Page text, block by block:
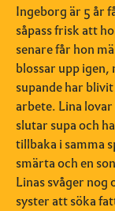
Ingeborg är 5 år
såpass frisk att
senare får hon
blossar upp
supande har
arbete. Lina
slutar supa och
tillbaka i samma
smärta och en
Linas svåger nog
syster att söka